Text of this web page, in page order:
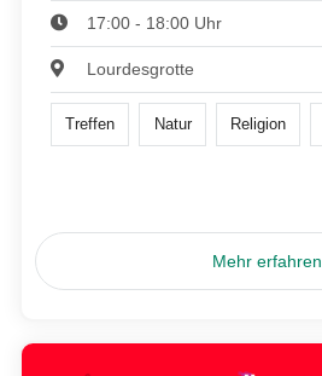
17:00 - 18:00 Uhr
Lourdesgrotte
Treffen Natur Religion
Mehr erfahren